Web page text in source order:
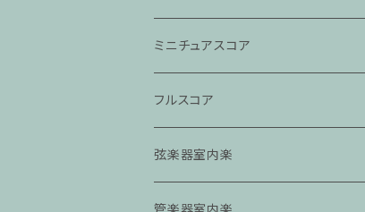
ミニチュアスコア
フルスコア
弦楽器室内楽